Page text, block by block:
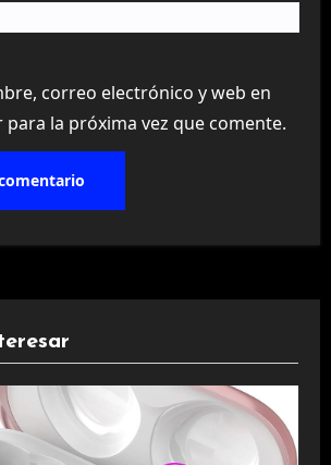
correo electrónico y web en
para la próxima vez que comente.